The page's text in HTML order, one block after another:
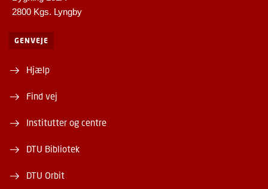
2800 Kgs. Lyngby
GENVEJE
Hjælp
Find vej
Institutter og centre
DTU Bibliotek
DTU Orbit